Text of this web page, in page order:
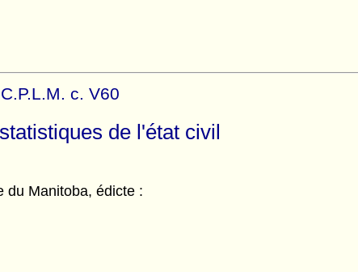
C.P.L.M. c. V60
de l'état civil
du Manitoba, édicte :